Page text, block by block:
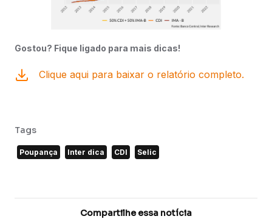
Gostou? Fique ligado para mais dicas!
Clique aqui para baixar o relatório completo.
Tags
Poupança Inter dica CDI Selic
Compartilhe essa notícia